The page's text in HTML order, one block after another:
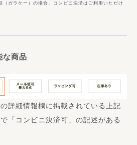
（ガラケー）の場合、コンビニ決済はご利用いただけ
な商品
詳細情報欄に掲載されている上記
「コンビニ決済可」の記述がある